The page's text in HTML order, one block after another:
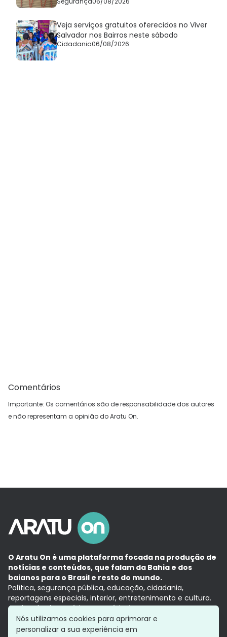
Veja serviços gratuitos oferecidos no Viver
Salvador nos Bairros neste sábado
Cidadania06/08/2026
Comentários
Importante: Os comentários são de responsabilidade dos autores
e não representam a opinião do Aratu On.
O Aratu On é uma plataforma focada na produção de
notícias e conteúdos, que falam da Bahia e dos
baianos para o Brasil e resto do mundo.
Política, segurança pública, educação, cidadania,
reportagens especiais, interior, entretenimento e cultura.
Aqui, tudo vira notícia e a notícia é no tempo presente,
com a credibilidade do Grupo Aratu.
Grupo Aratu
Política de privacidade
Nós utilizamos cookies para aprimorar e
personalizar a sua experiência em